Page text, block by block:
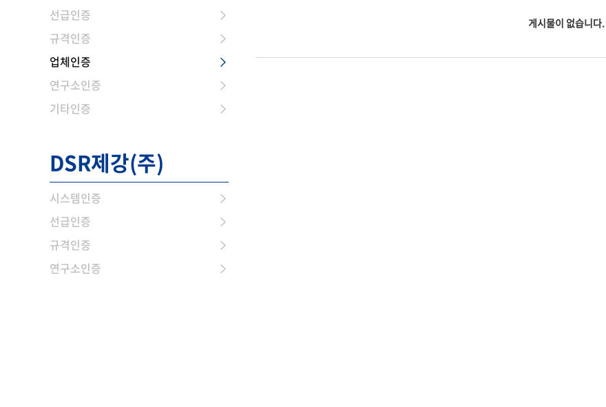
선급인증
규격인증
업체인증
연구소인증
기타인증
DSR제강(주)
시스템인증
선급인증
규격인증
연구소인증
게시물이 없습니다.